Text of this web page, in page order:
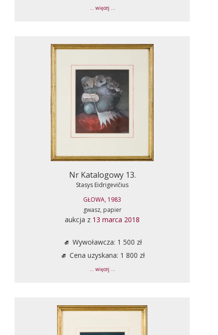
... więcej ...
Nr Katalogowy 13.
Stasys Eidrigevičius
GŁOWA, 1983
gwasz, papier
aukcja z 13 marca 2018
Wywoławcza: 1 500 zł
Cena uzyskana: 1 800 zł
... więcej ...